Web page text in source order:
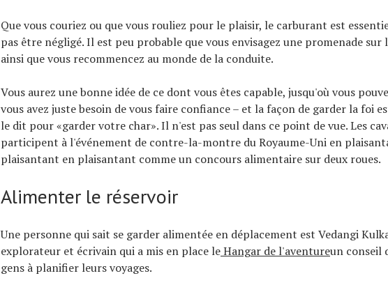
Que vous couriez ou que vous rouliez pour le plaisir, le carburant est
pas être négligé. Il est peu probable que vous envisagez une promenade sur
ainsi que vous recommencez au monde de la conduite.
Vous aurez une bonne idée de ce dont vous êtes capable, jusqu'où vous
vous avez juste besoin de vous faire confiance – et la façon de garder la foi
le dit pour «garder votre char». Il n'est pas seul dans ce point de vue. Les
participent à l'événement de contre-la-montre du Royaume-Uni en
plaisantant en plaisantant comme un concours alimentaire sur deux roues.
Alimenter le réservoir
Une personne qui sait se garder alimentée en déplacement est Vedangi
explorateur et écrivain qui a mis en place leHangar de l'aventureun conseil
gens à planifier leurs voyages.